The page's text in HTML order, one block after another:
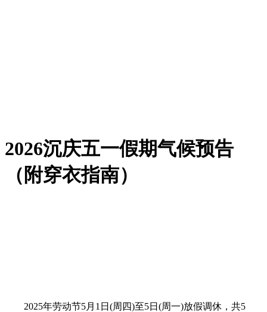
2026沉庆五一假期气候预告
（附穿衣指南）
2025年劳动节5月1日(周四)至5日(周一)放假调休，共5